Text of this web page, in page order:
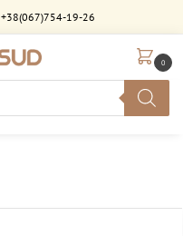
+38(067)754-19-26
0